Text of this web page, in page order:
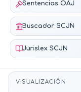
Sentencias OAJ
Buscador SCJN
Jurislex SCJN
VISUALIZACIÓN